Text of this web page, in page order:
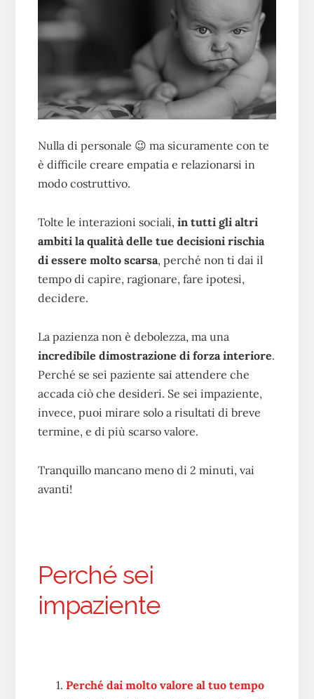
Nulla di personale 😉 ma sicuramente con te
è difficile creare empatia e relazionarsi in
modo costruttivo.
Tolte le interazioni sociali, in tutti gli altri
ambiti la qualità delle tue decisioni rischia
di essere molto scarsa, perché non ti dai il
tempo di capire, ragionare, fare ipotesi,
decidere.
La pazienza non è debolezza, ma una
incredibile dimostrazione di forza interiore.
Perché se sei paziente sai attendere che
accada ciò che desideri. Se sei impaziente,
invece, puoi mirare solo a risultati di breve
termine, e di più scarso valore.
Tranquillo mancano meno di 2 minuti, vai
avanti!
Perché sei
impaziente
Perché dai molto valore al tuo tempo